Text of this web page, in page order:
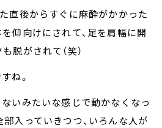
直後からすぐに麻酔がかかった
仰向けにされて、足を肩幅に開
脱がされて（笑）
ね。
ないみたいな感じで動かなくなっ
入っていきつつ、いろんな人が